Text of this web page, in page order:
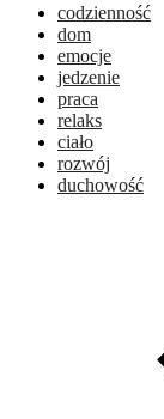
codzienność
dom
emocje
jedzenie
praca
relaks
ciało
rozwój
duchowość